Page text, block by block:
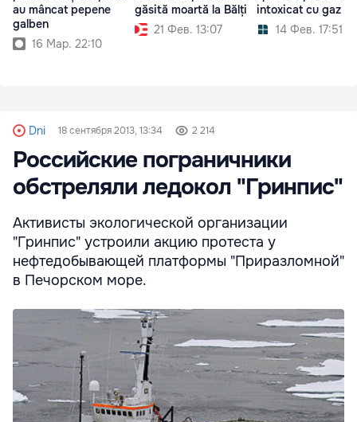
au mâncat pepene
galben
16 Мар. 22:10
găsită moartă la Bălți
21 Фев. 13:07
intoxicat cu gaz
14 Фев. 17:51
Dni 18 сентября 2013, 13:34 2 214
Российские пограничники
обстреляли ледокол "Гринпис"
Активисты экологической организации
"Гринпис" устроили акцию протеста у
нефтедобывающей платформы "Приразломной"
в Печорском море.